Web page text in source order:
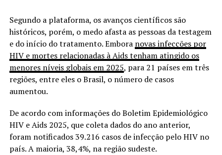
Segundo a plataforma, os avanços científicos são
históricos, porém, o medo afasta as pessoas da testagem
e do início do tratamento. Embora novas infecções por
HIV e mortes relacionadas à Aids tenham atingido os
menores níveis globais em 2025, para 21 países em três
regiões, entre eles o Brasil, o número de casos
aumentou.
De acordo com informações do Boletim Epidemiológico
HIV e Aids 2025, que coleta dados do ano anterior,
foram notificados 39.216 casos de infecção pelo HIV no
país. A maioria, 38,4%, na região sudeste.